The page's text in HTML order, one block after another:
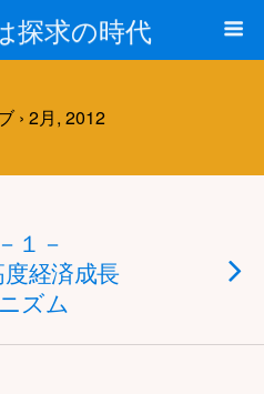
探求の時代
› 2月, 2012
１－
経済成長
ズム